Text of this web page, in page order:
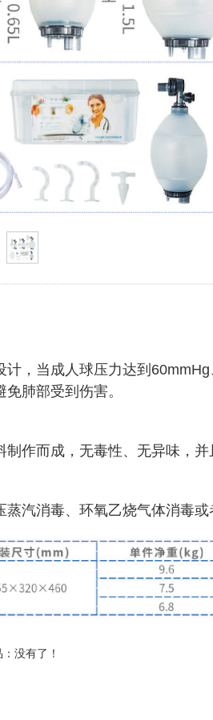
计，当成人球压力达到
肺部受到伤害。
作而成，无毒性、无异味，
汽消毒、环氧乙烧气体消毒或
：没有了！